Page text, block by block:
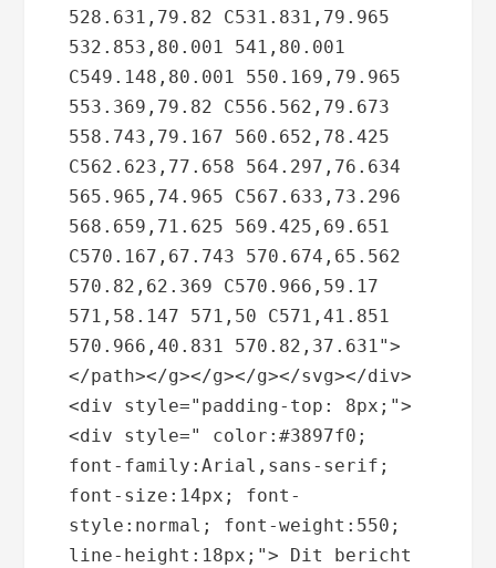
528.631,79.82 C531.831,79.965
532.853,80.001 541,80.001
C549.148,80.001 550.169,79.965
553.369,79.82 C556.562,79.673
558.743,79.167 560.652,78.425
C562.623,77.658 564.297,76.634
565.965,74.965 C567.633,73.296
568.659,71.625 569.425,69.651
C570.167,67.743 570.674,65.562
570.82,62.369 C570.966,59.17
571,58.147 571,50 C571,41.851
570.966,40.831 570.82,37.631">
</path></g></g></g></svg></div>
<div style="padding-top: 8px;">
<div style=" color:#3897f0;
font-family:Arial,sans-serif;
font-size:14px; font-
style:normal; font-weight:550;
line-height:18px;"> Dit bericht